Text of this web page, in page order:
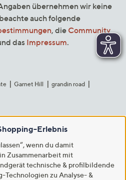
übernehmen wir keine
auch folgende
, die Community
das Impressum.
Garnet Hill
grandin road
Erlebnis
wenn du damit
Zusammenarbeit mit
technische & profilbildende
Technologien zu Analyse- &